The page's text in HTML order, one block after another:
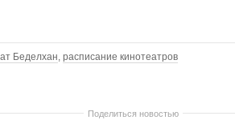
Беделхан,расписание кинотеатров
Поделиться новостью